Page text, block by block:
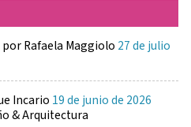
Rafaela Maggiolo 27 de julio
Incario 19 de junio de 2026
& Arquitectura